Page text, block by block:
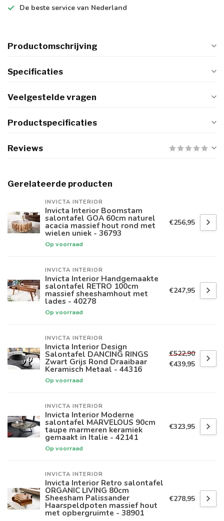
De beste service van Nederland
Productomschrijving
Specificaties
Veelgestelde vragen
Productspecificaties
Reviews
Gerelateerde producten
INVICTA INTERIOR
Invicta Interior Boomstam
salontafel GOA 60cm naturel
acacia massief hout rond met
wielen uniek - 36793
Op voorraad
€256,95
INVICTA INTERIOR
Invicta Interior Handgemaakte
salontafel RETRO 100cm
massief sheeshamhout met
lades - 40278
Op voorraad
€247,95
INVICTA INTERIOR
Invicta Interior Design
Salontafel DANCING RINGS
Zwart Grijs Rond Draaibaar
Keramisch Metaal - 44316
Op voorraad
€522,90
€439,95
INVICTA INTERIOR
Invicta Interior Moderne
salontafel MARVELOUS 90cm
taupe marmeren keramiek
gemaakt in Italie - 42141
Op voorraad
€323,95
INVICTA INTERIOR
Invicta Interior Retro salontafel
ORGANIC LIVING 80cm
Sheesham Palissander
Haarspeldpoten massief hout
met opbergruimte - 38901
€278,95